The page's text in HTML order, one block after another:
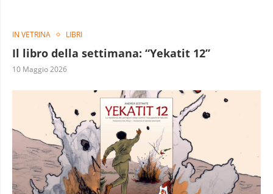
IN VETRINA LIBRI
Il libro della settimana: “Yekatit 12”
10 Maggio 2026